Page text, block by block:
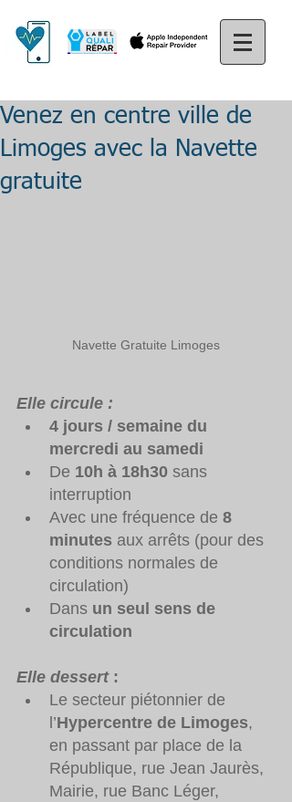
Venez en centre ville de
Limoges avec la Navette
gratuite
Navette Gratuite Limoges
Elle circule :
4 jours / semaine du
mercredi au samedi
De 10h à 18h30 sans
interruption
Avec une fréquence de 8
minutes aux arrêts (pour des
conditions normales de
circulation)
Dans un seul sens de
circulation
Elle dessert :
Le secteur piétonnier de
l’Hypercentre de Limoges,
en passant par place de la
République, rue Jean Jaurès,
Mairie, rue Banc Léger,